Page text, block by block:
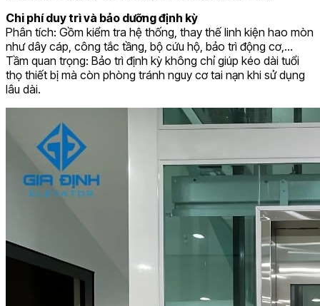
Chi phí duy trì và bảo dưỡng định kỳ
Phân tích: Gồm kiểm tra hệ thống, thay thế linh kiện hao mòn
như dây cáp, công tắc tầng, bộ cứu hộ, bảo trì động cơ,…
Tầm quan trọng: Bảo trì định kỳ không chỉ giúp kéo dài tuổi
thọ thiết bị mà còn phòng tránh nguy cơ tai nạn khi sử dụng
lâu dài.